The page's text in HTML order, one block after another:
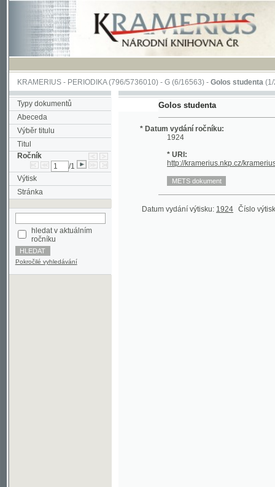
KRAMERIUS-PERIODIKA(796/5736010) -G(6/16563) -Golos studenta(1/20)
Typy dokumentů
Abeceda
Výběr titulu
Titul
Ročník
/1
Výtisk
Stránka
hledat v aktuálním
Pokročilé vyhledávání
Golos studenta
* Datum vydání ročníku:
1924
* URI: